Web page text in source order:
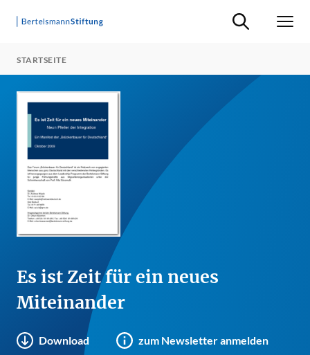
Suche ein-/
STARTSEITE
Es ist Zeit für ein neues
Miteinander
Download zum Newsletter anmelden